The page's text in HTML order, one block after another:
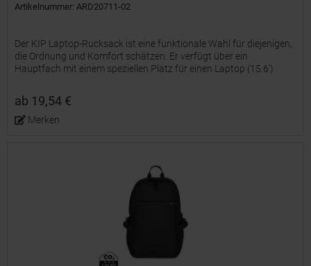
Artikelnummer: ARD20711-02
Der KIP Laptop-Rucksack ist eine funktionale Wahl für diejenigen,
die Ordnung und Komfort schätzen. Er verfügt über ein
Hauptfach mit einem speziellen Platz für einen Laptop (15.6')
ab 19,54 €
Merken